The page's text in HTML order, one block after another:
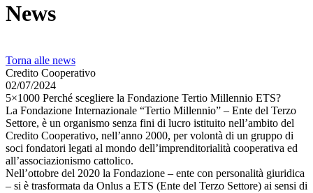
News
Torna alle news
Credito Cooperativo
02/07/2024
5×1000 Perché scegliere la Fondazione Tertio Millennio ETS?
La Fondazione Internazionale “Tertio Millennio” – Ente del Terzo
Settore, è un organismo senza fini di lucro istituito nell’ambito del
Credito Cooperativo, nell’anno 2000, per volontà di un gruppo di
soci fondatori legati al mondo dell’imprenditorialità cooperativa ed
all’associazionismo cattolico.
Nell’ottobre del 2020 la Fondazione – ente con personalità giuridica
– si è trasformata da Onlus a ETS (Ente del Terzo Settore) ai sensi di